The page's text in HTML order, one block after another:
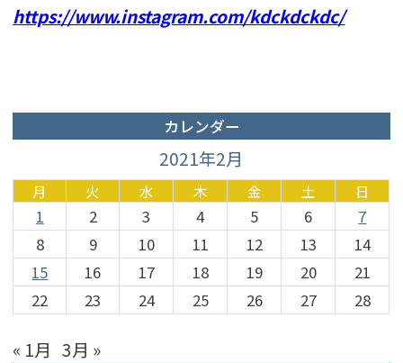
https://www.instagram.com/kdckdckdc/
カレンダー
2021年2月
月 火 水 木 金 土 日
1 2 3 4 5 6
7
8
9 10 11 12 13
14
15
16 17 18 19 20
21
22
23 24 25 26 27 28
« 1月 3月 »